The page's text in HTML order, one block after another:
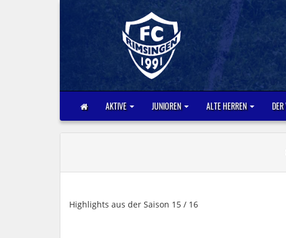
AKTIVE JUNIOREN ALTE HERREN
Highlights aus der Saison 15 / 16